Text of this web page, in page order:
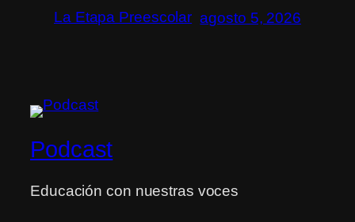
La Etapa Preescolar agosto 5, 2026
Podcast
Educación con nuestras voces